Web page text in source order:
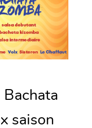
Bachata
saison